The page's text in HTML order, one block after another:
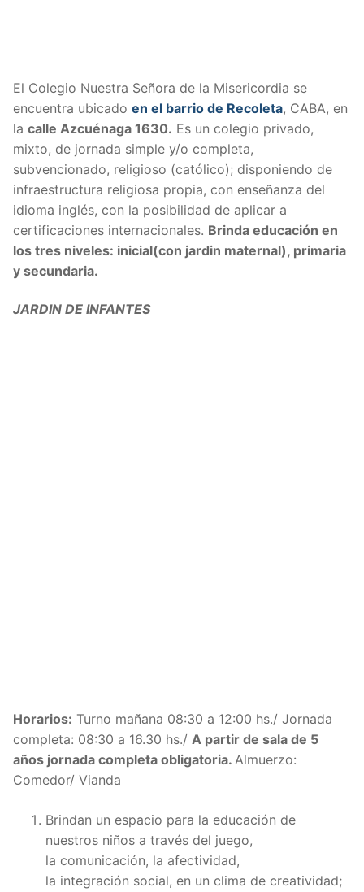
El Colegio Nuestra Señora de la Misericordia se
encuentra ubicado en el barrio de Recoleta, CABA, en
la calle Azcuénaga 1630. Es un colegio privado,
mixto, de jornada simple y/o completa,
subvencionado, religioso (católico); disponiendo de
infraestructura religiosa propia, con enseñanza del
idioma inglés, con la posibilidad de aplicar a
certificaciones internacionales. Brinda educación en
los tres niveles: inicial(con jardin maternal), primaria
y secundaria.
JARDIN DE INFANTES
Horarios: Turno mañana 08:30 a 12:00 hs./ Jornada
completa: 08:30 a 16.30 hs./ A partir de sala de 5
años jornada completa obligatoria. Almuerzo:
Comedor/ Vianda
Brindan un espacio para la educación de
nuestros niños a través del juego,
la comunicación, la afectividad,
la integración social, en un clima de creatividad;